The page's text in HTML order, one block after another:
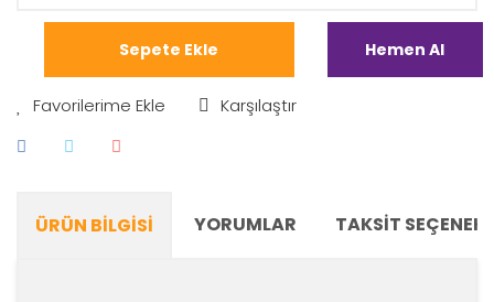
Sepete Ekle Hemen Al
Karşılaştır
ÜRÜN BILGISI YORUMLAR TAKSIT